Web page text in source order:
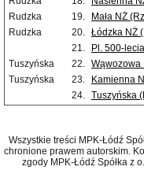
Rudzka
19. Mała NŻ
Rudzka
20. Łódzka NŻ
21.
Pl. 500-
Tuszyńska
22. Wąwozowa
Tuszyńska
23. Kamienna
24. Tuszyńska
Wszystkie treści MPK-Łódź
chronione prawem autorskim.
zgody MPK-Łódź Spółka z